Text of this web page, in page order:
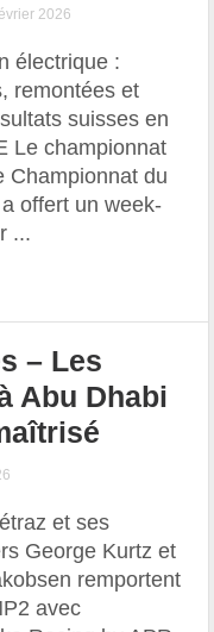
2026
électrique :
remontées et
suisses en
Le championnat
Championnat du
offert un week-
...
– Les
Abu Dhabi
et ses
George Kurtz et
remportent
avec